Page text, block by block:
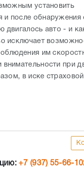
установить
и после обнаружения
двигалось авто - и
исключает
им
при
в иске
+7 (937) 55-66-